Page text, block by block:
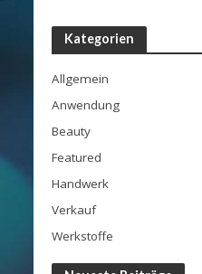
Kategorien
Allgemein
Anwendung
Beauty
Featured
Handwerk
Verkauf
Werkstoffe